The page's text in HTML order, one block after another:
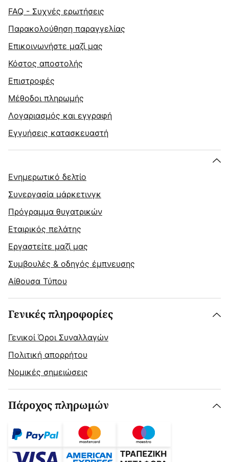
FAQ - Συχνές ερωτήσεις
Παρακολούθηση παραγγελίας
Επικοινωνήστε μαζί μας
Κόστος αποστολής
Επιστροφές
Μέθοδοι πληρωμής
Λογαριασμός και εγγραφή
Εγγυήσεις κατασκευαστή
Ενημερωτικό δελτίο
Συνεργασία μάρκετινγκ
Πρόγραμμα θυγατρικών
Εταιρικός πελάτης
Εργαστείτε μαζί μας
Συμβουλές & οδηγός έμπνευσης
Αίθουσα Τύπου
Γενικές πληροφορίες
Γενικοί Όροι Συναλλαγών
Πολιτική απορρήτου
Νομικές σημειώσεις
Πάροχος πληρωμών